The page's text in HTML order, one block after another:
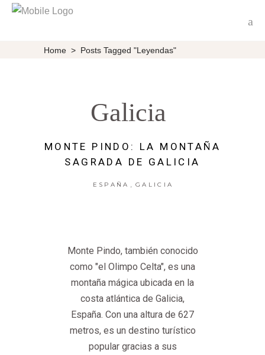
Home > Posts Tagged "leyendas"
Galicia
MONTE PINDO: LA MONTAÑA
SAGRADA DE GALICIA
ESPAÑA , GALICIA
Monte Pindo, también conocido
como "el Olimpo Celta", es una
montaña mágica ubicada en la
costa atlántica de Galicia,
España. Con una altura de 627
metros, es un destino turístico
popular gracias a sus